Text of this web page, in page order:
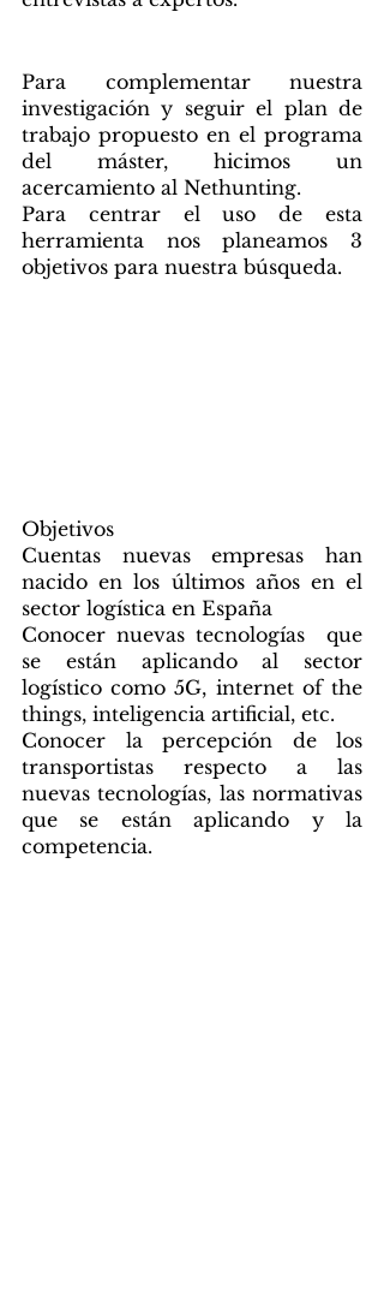
Para complementar nuestra
investigación y seguir el plan de
trabajo propuesto en el programa
del máster, hicimos un
acercamiento al Nethunting.
Para centrar el uso de esta
herramienta nos planeamos 3
objetivos para nuestra búsqueda.
Objetivos
Cuentas nuevas empresas han
nacido en los últimos años en el
sector logística en España
Conocer nuevas tecnologías  que
se están aplicando al sector
logístico como 5G, internet of the
things, inteligencia artificial, etc.
Conocer la percepción de los
transportistas respecto a las
nuevas tecnologías, las normativas
que se están aplicando y la
competencia.